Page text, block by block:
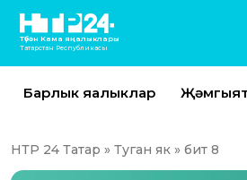
Түбән Кама яңалыклары
Татарстан Республикасы
Барлык яңалыклар
НТР 24 Татар » Туган як » бит 8